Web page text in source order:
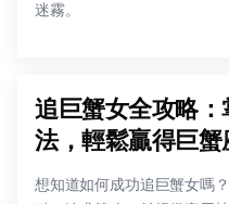
迷霧。
追巨蟹女全攻略
法，輕鬆贏得巨
想知道如何成功追巨蟹女嗎